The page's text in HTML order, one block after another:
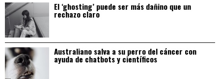
El ‘ghosting’ puede ser más dañino que un
rechazo claro
Australiano salva a su perro del cáncer con
ayuda de chatbots y científicos